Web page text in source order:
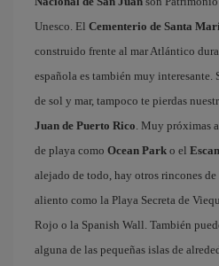
Unesco. El Cementerio de Santa
construido frente al mar Atlántico
española es también muy interesante.
de sol y mar, tampoco te pierdas
Juan de Puerto Rico. Muy próximas
de playa como Ocean Park o el
alejado de todo, hay otros rincones
aliento como la Playa Secreta de
Rojo o la Spanish Wall. También
alguna de las pequeñas islas de